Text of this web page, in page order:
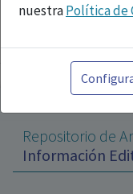
nuestraPolítica de
Toda la
referida a
tanto, dirigida a
facultados para
con ejercicio
fármacos se
Repositorio de
Información